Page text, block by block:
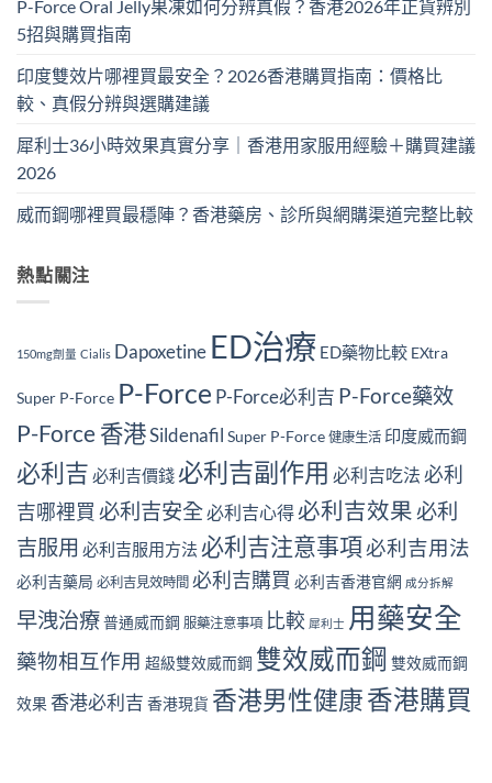
P-Force Oral Jelly果凍如何分辨真假？香港2026年正貨辨別
5招與購買指南
印度雙效片哪裡買最安全？2026香港購買指南：價格比
較、真假分辨與選購建議
犀利士36小時效果真實分享｜香港用家服用經驗＋購買建議
2026
威而鋼哪裡買最穩陣？香港藥房、診所與網購渠道完整比較
熱點關注
150mg劑量 Cialis Dapoxetine ED治療 ED藥物比較 EXtra
Super P-Force P-Force P-Force必利吉 P-Force藥效
P-Force 香港Sildenafil Super P-Force 健康生活 印度威而鋼
必利吉 必利吉價錢 必利吉副作用 必利吉吃法 必利
吉哪裡買 必利吉安全必利吉心得必利吉效果必利
吉服用 必利吉服用方法 必利吉注意事項必利吉用法
必利吉藥局 必利吉見效時間 必利吉購買 必利吉香港官網 成分拆解
早洩治療普通威而鋼 服藥注意事項 比較 犀利士 用藥安全
藥物相互作用 超級雙效威而鋼 雙效威而鋼 雙效威而鋼
效果 香港必利吉 香港現貨 香港男性健康香港購買